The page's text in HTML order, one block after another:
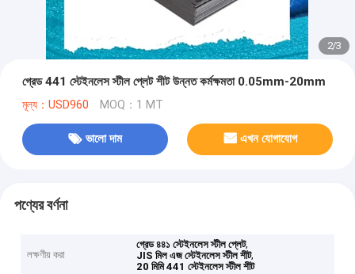
2/3
গ্রেড 441 স্টেইনলেস স্টীল প্লেট শীট উন্নত কর্মক্ষমতা 0.05mm-20mm
মূল্য：USD960 MOQ：1 MT
ভালো দাম এখন যোগাযোগ
পণ্যের বর্ণনা
লক্ষণীয় করা
গ্রেড ৪৪১ স্টেইনলেস স্টীল প্লেট,
JIS মিল এজ স্টেইনলেস স্টীল শীট,
20 মিমি 441 স্টেইনলেস স্টীল শীট